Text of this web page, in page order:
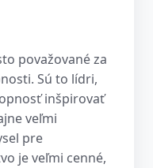
považované za
Sú to lídri,
inšpirovať
veľmi
pre
je veľmi cenné,